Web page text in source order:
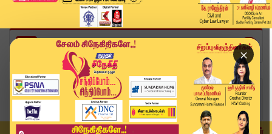
×
Home
இந்தியா
அகமதாபாத் விமான விபத்து: ஐ.நா-வின் உதவியை நிராக...